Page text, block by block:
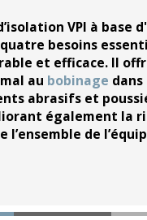
VPI à base
besoins
et efficace. Il
au bobinage dans
abrasifs et
également la
l’ensemble de